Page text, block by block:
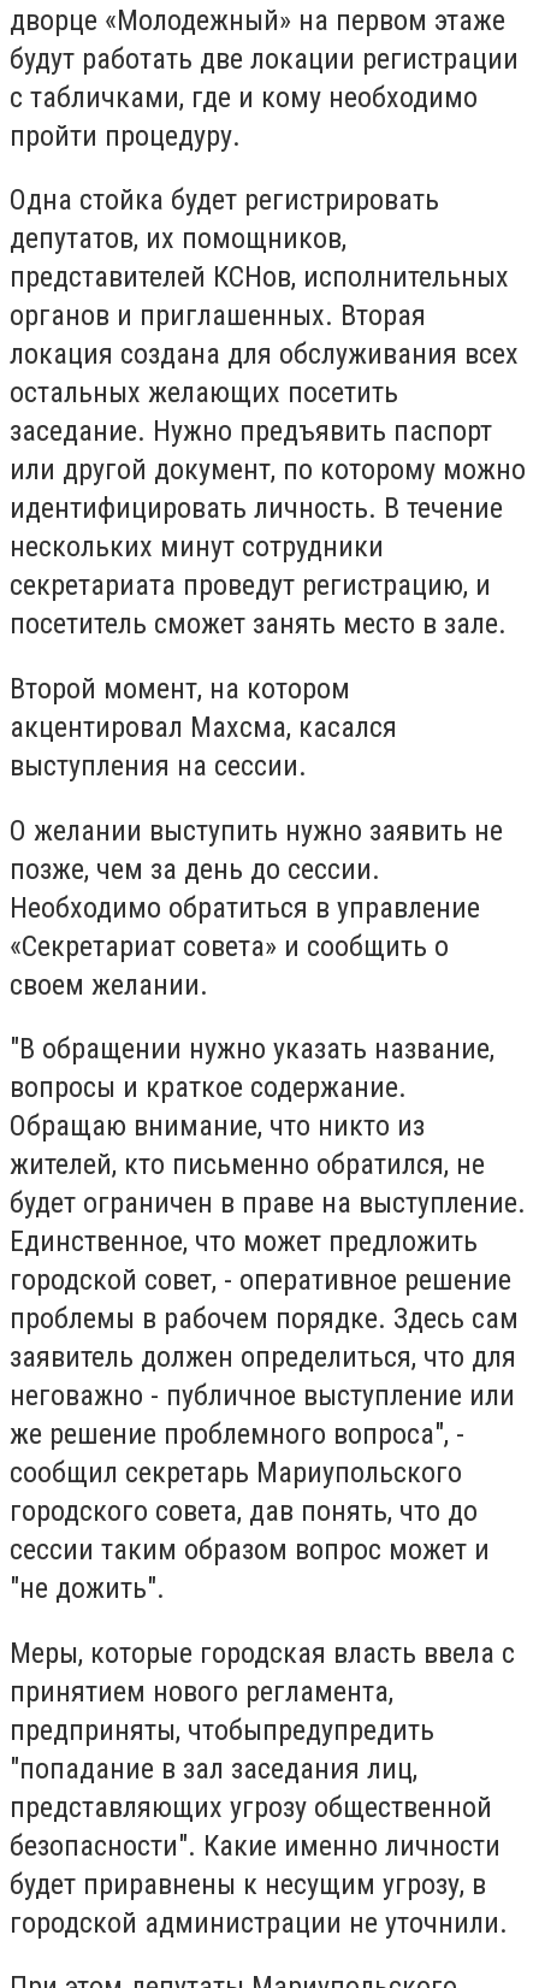
дворце «Молодежный» на первом этаже
будут работать две локации регистрации
с табличками, где и кому необходимо
пройти процедуру.
Одна стойка будет регистрировать
депутатов, их помощников,
представителей КСНов, исполнительных
органов и приглашенных. Вторая
локация создана для обслуживания всех
остальных желающих посетить
заседание. Нужно предъявить паспорт
или другой документ, по которому можно
идентифицировать личность. В течение
нескольких минут сотрудники
секретариата проведут регистрацию, и
посетитель сможет занять место в зале.
Второй момент, на котором
акцентировал Махсма, касался
выступления на сессии.
О желании выступить нужно заявить не
позже, чем за день до сессии.
Необходимо обратиться в управление
«Секретариат совета» и сообщить о
своем желании.
"В обращении нужно указать название,
вопросы и краткое содержание.
Обращаю внимание, что никто из
жителей, кто письменно обратился, не
будет ограничен в праве на выступление.
Единственное, что может предложить
городской совет, - оперативное решение
проблемы в рабочем порядке. Здесь сам
заявитель должен определиться, что для
неговажно - публичное выступление или
же решение проблемного вопроса", -
сообщил секретарь Мариупольского
городского совета, дав понять, что до
сессии таким образом вопрос может и
"не дожить".
Меры, которые городская власть ввела с
принятием нового регламента,
предприняты, чтобыпредупредить
"попадание в зал заседания лиц,
представляющих угрозу общественной
безопасности". Какие именно личности
будет приравнены к несущим угрозу, в
городской администрации не уточнили.